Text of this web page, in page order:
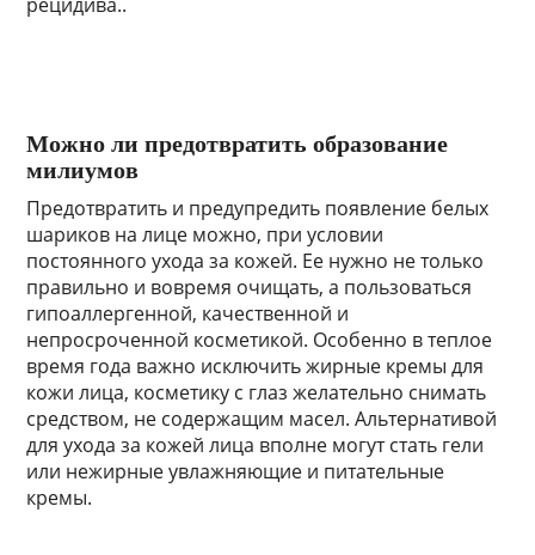
Можно ли предотвратить образование
милиумов
Предотвратить и предупредить появление белых
шариков на лице можно, при условии
постоянного ухода за кожей. Ее нужно не только
правильно и вовремя очищать, а пользоваться
гипоаллергенной, качественной и
непросроченной косметикой. Особенно в теплое
время года важно исключить жирные кремы для
кожи лица, косметику с глаз желательно снимать
средством, не содержащим масел. Альтернативой
для ухода за кожей лица вполне могут стать гели
или нежирные увлажняющие и питательные
кремы.